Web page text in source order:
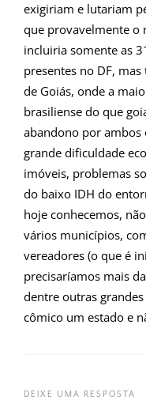
exigiriam e lutariam
que provavelmente o
incluiria somente as
presentes no DF,
de Goiás, onde a
brasiliense do que
abandono por ambos
grande dificuldade
imóveis, problemas
do baixo IDH do
hoje conhecemos,
vários municípios,
vereadores (o que é
precisaríamos mais
dentre outras
cômico um estado e
DEIXE UMA RESPOSTA